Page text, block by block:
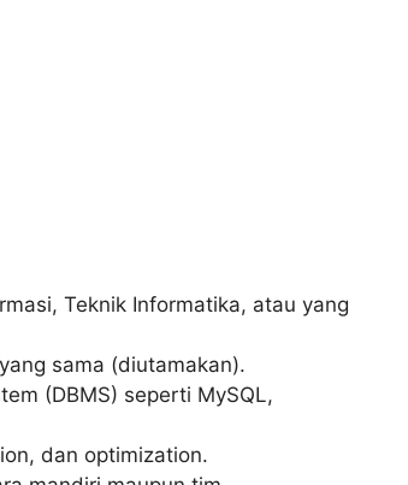
Teknik Informatika, atau yang
sama (diutamakan).
(DBMS) seperti MySQL,
dan optimization.